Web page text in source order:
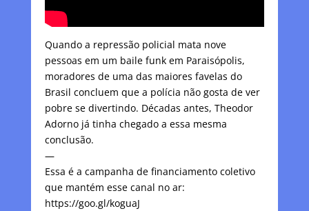
Quando a repressão policial mata nove
pessoas em um baile funk em Paraisópolis,
moradores de uma das maiores favelas do
Brasil concluem que a polícia não gosta de ver
pobre se divertindo. Décadas antes, Theodor
Adorno já tinha chegado a essa mesma
conclusão.
—
Essa é a campanha de financiamento coletivo
que mantém esse canal no ar:
https://goo.gl/koguaJ